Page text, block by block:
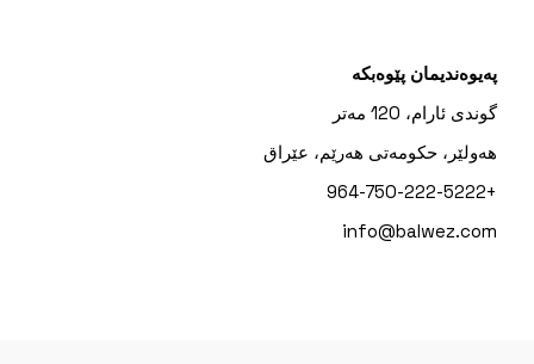
پەیوەندیمان پێوەبکە
گوندی ئارام، 120 مەتر
هەولێر، حکومەتی هەرێم، عێراق
+964-750-222-5222
info@balwez.com